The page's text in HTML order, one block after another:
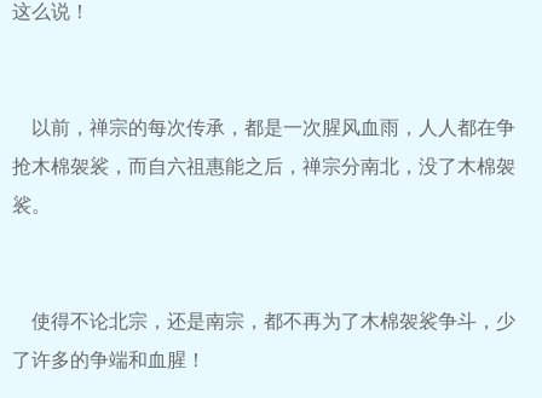
这么说！
以前，禅宗的每次传承，都是一次腥风血雨，人人都在争
抢木棉袈裟，而自六祖惠能之后，禅宗分南北，没了木棉袈
裟。
使得不论北宗，还是南宗，都不再为了木棉袈裟争斗，少
了许多的争端和血腥！